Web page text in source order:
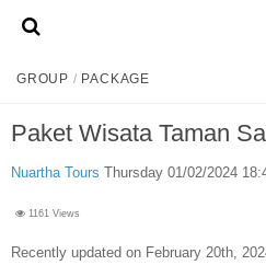
Home
GROUP / PACKAGE
Paket Wisata Taman
Nuartha Tours Thursday 01/02/2024
Recently updated on February 20th,
1161 Views